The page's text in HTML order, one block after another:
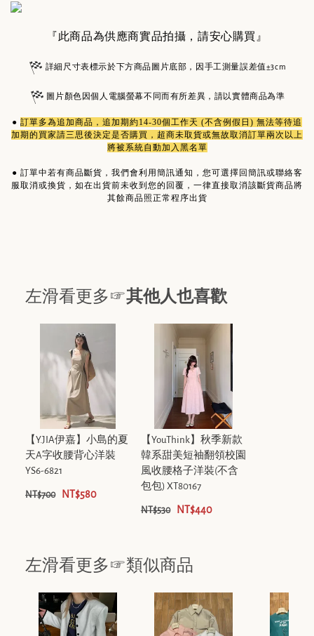
『此商品為供應商實品拍攝，請安心購買』
詳細尺寸表標示於下方商品圖片底部，因手工測量誤差值±3cm
圖片顏色因個人電腦螢幕不同而有所差異，請以實體商品為準
● 訂單多為追加商品 ，追加期約14-30個工作天 (不含例假日) 無法等待追
加期的買家請三思後決定是否購買，超商未取貨或無故取消訂單兩次以上
將被系統自動加入黑名單
● 訂單中若有商品斷貨，我們會利用簡訊通知，您可選擇回簡訊或聯絡客
服取消或換貨，如在出貨前未收到您的回覆，一律直接取消該斷貨商品將
其餘商品照正常程序出貨
左滑看更多☞其他人也喜歡
【Y.JIA伊嘉】小島的夏
天A字收腰背心洋裝
YS6-6821
NT$700 NT$580
【YouThink】秋季新款
韓系甜美短袖翻領校園
風收腰格子洋裝(不含
包包) XT80167
NT$530 NT$440
左滑看更多☞類似商品